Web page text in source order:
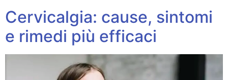
Cervicalgia: cause, sintomi
e rimedi più efficaci